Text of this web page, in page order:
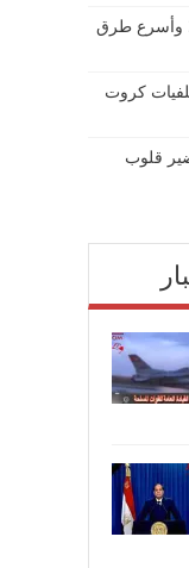
موعد ظهور نتيجة الثانوية العامة 2023 وأسرع طرق
وخلفيات كروت
قلوب